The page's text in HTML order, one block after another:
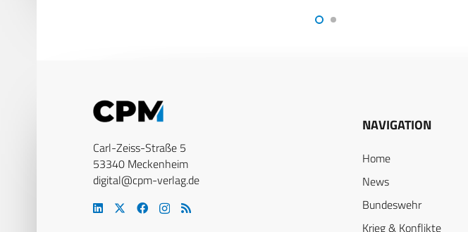
Carl-Zeiss-Straße 5
53340 Meckenheim
digital@cpm-verlag.de
NAVIGATION
Home
News
Bundeswehr
Krieg & Konflikte